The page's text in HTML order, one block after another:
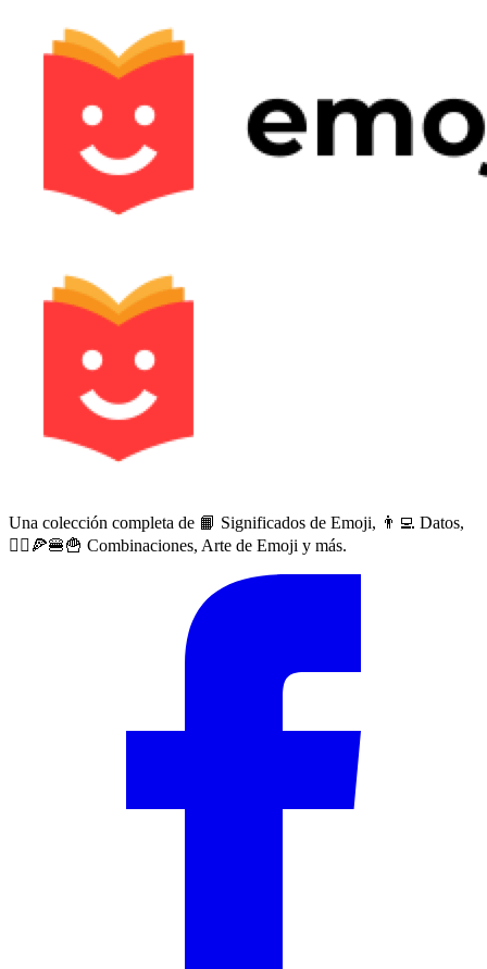
Una colección completa de 📙 Significados de Emoji, 👨‍💻 Datos,
🙅‍♀️🍕🍔🍟 Combinaciones, Arte de Emoji y más.